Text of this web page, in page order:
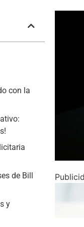
con la
de Bill
y